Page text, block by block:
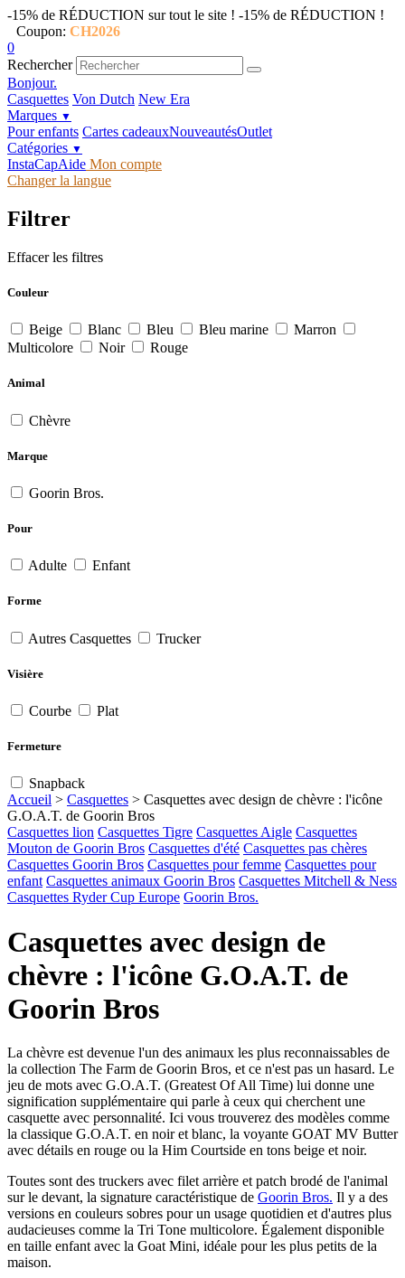
-15% de RÉDUCTION sur tout le site ! -15% de RÉDUCTION !
Coupon: CH2026
0
Rechercher
Bonjour.
Casquettes Von Dutch New Era
Marques ▼
Pour enfants Cartes cadeauxNouveautésOutlet
Catégories ▼
InstaCapAide Mon compte
Changer la langue
Filtrer
Effacer les filtres
Couleur
Beige Blanc Bleu Bleu marine
Marron
Multicolore
Noir Rouge
Animal
Chèvre
Marque
Goorin Bros.
Pour
Adulte Enfant
Forme
Autres Casquettes Trucker
Visière
Courbe Plat
Fermeture
Snapback
Accueil > Casquettes > Casquettes avec design de chèvre : l'icône
G.O.A.T. de Goorin Bros
Casquettes lion Casquettes Tigre Casquettes Aigle Casquettes
Mouton de Goorin Bros Casquettes d'été Casquettes pas chères
Casquettes Goorin Bros Casquettes pour femme Casquettes pour
enfant Casquettes animaux Goorin Bros Casquettes Mitchell & Ness
Casquettes Ryder Cup Europe Goorin Bros.
Casquettes avec design de
chèvre : l'icône G.O.A.T. de
Goorin Bros
La chèvre est devenue l'un des animaux les plus reconnaissables de
la collection The Farm de Goorin Bros, et ce n'est pas un hasard. Le
jeu de mots avec G.O.A.T. (Greatest Of All Time) lui donne une
signification supplémentaire qui parle à ceux qui cherchent une
casquette avec personnalité. Ici vous trouverez des modèles comme
la classique G.O.A.T. en noir et blanc, la voyante GOAT MV Butter
avec détails en rouge ou la Him Courtside en tons beige et noir.
Toutes sont des truckers avec filet arrière et patch brodé de l'animal
sur le devant, la signature caractéristique de Goorin Bros. Il y a des
versions en couleurs sobres pour un usage quotidien et d'autres plus
audacieuses comme la Tri Tone multicolore. Également disponible
en taille enfant avec la Goat Mini, idéale pour les plus petits de la
maison.